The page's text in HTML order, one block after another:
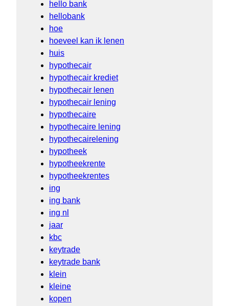
hello bank
hellobank
hoe
hoeveel kan ik lenen
huis
hypothecair
hypothecair krediet
hypothecair lenen
hypothecair lening
hypothecaire
hypothecaire lening
hypothecairelening
hypotheek
hypotheekrente
hypotheekrentes
ing
ing bank
ing nl
jaar
kbc
keytrade
keytrade bank
klein
kleine
kopen